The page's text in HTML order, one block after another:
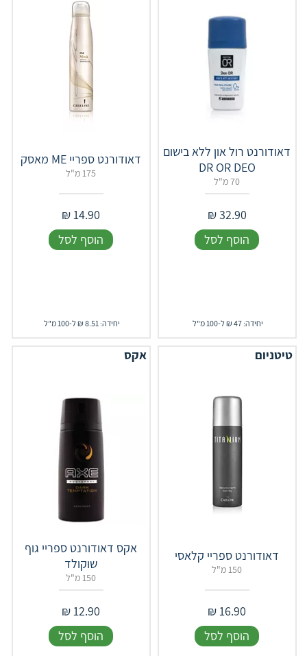
דאודורנט רול און ללא בישום
DR OR DEO
70 מ"ל
32.90
₪
הוסף לסל
יחידה: 47 ₪ ל-100 מ"ל
דאודורנט ספריי ME מאסק
175 מ"ל
14.90
₪
הוסף לסל
יחידה: 8.51 ₪ ל-100 מ"ל
טיטניום
דאודורנט ספריי קלאסי
150 מ"ל
16.90
₪
הוסף לסל
אקס
אקס דאודורנט ספריי גוף
שוקולד
150 מ"ל
12.90
₪
הוסף לסל